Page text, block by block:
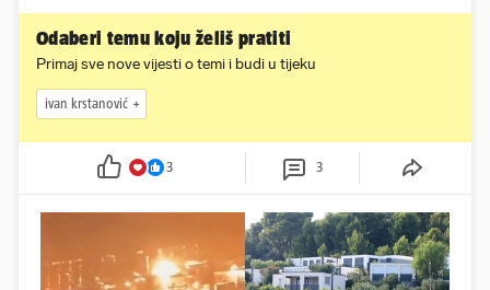
Odaberi temu koju želiš pratiti
Primaj sve nove vijesti o temi i budi u tijeku
ivan krstanović
3 3